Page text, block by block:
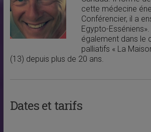
cette médecine
Conférencier, il a
Egypto-
également dans le
palliatifs « La
(13) depuis plus de 20 ans.
Dates et tarifs